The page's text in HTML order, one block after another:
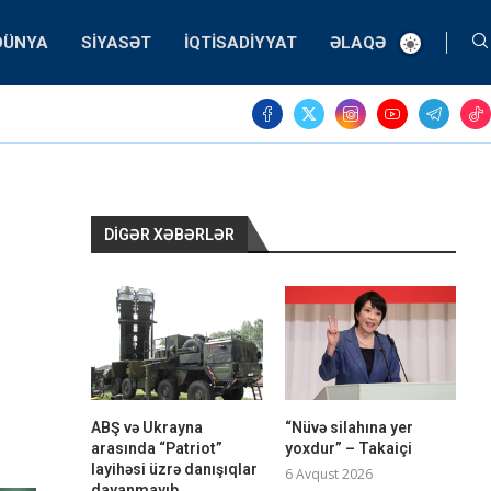
SIYASƏT İQTISADIYYAT ƏLAQƏ
DIGƏR XƏBƏRLƏR
ABŞ və Ukrayna
arasında “Patriot”
layihəsi üzrə danışıqlar
“Nüvə silahına yer
yoxdur” – Takaiçi
6 Avqust 2026